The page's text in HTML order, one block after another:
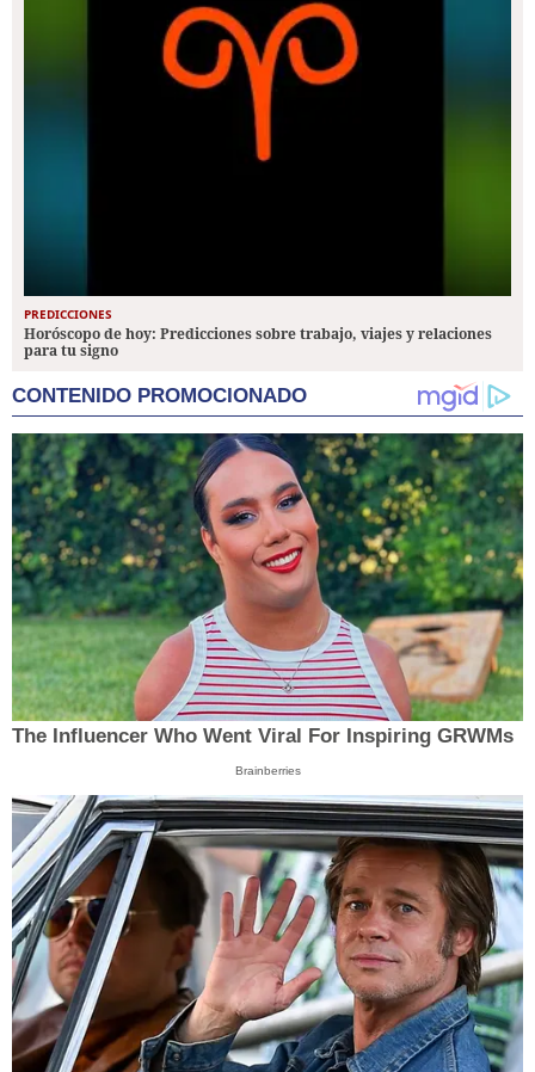
PREDICCIONES
Horóscopo de hoy: Predicciones sobre trabajo, viajes y relaciones
para tu signo
CONTENIDO PROMOCIONADO
The Influencer Who Went Viral For Inspiring GRWMs
Brainberries